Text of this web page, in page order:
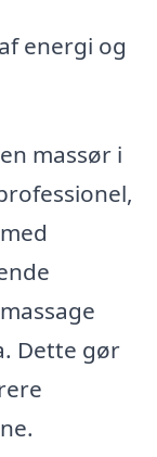
energi og
massør i
Dette gør